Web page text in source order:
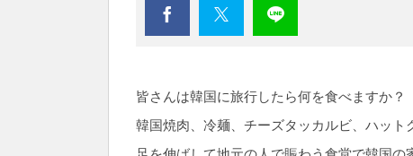
皆さんは韓国に旅行したら何を食べますか？
韓国焼肉、冷麺、チーズタッカルビ、ハッ